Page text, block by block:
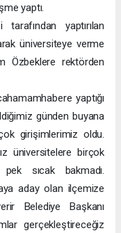
yaptı.
tarafından yaptırılan
üniversiteye verme
Özbeklere rektörden
yaptığı
günden buyana
girişimlerimiz oldu.
üniversitelere birçok
sıcak bakmadı.
aday olan ilçemize
Belediye Başkanı
gerçekleştireceğiz